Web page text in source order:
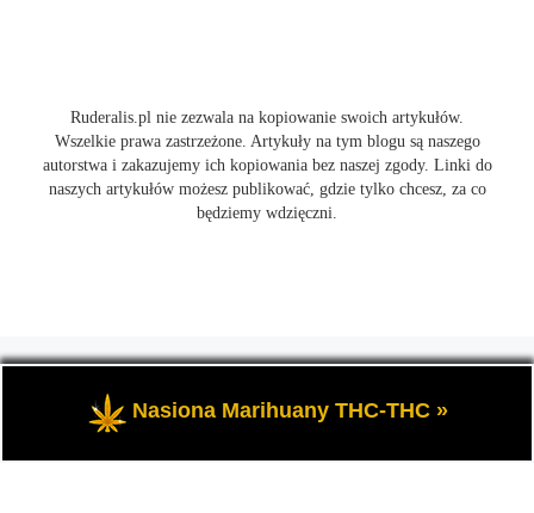
Ruderalis.pl nie zezwala na kopiowanie swoich artykułów.
Wszelkie prawa zastrzeżone. Artykuły na tym blogu są naszego
autorstwa i zakazujemy ich kopiowania bez naszej zgody. Linki do
naszych artykułów możesz publikować, gdzie tylko chcesz, za co
będziemy wdzięczni.
marihuanie THC i konopi CBD, wszystko na temat uprawy
cannabis i nie tylko.
Nasiona Marihuany THC-THC »